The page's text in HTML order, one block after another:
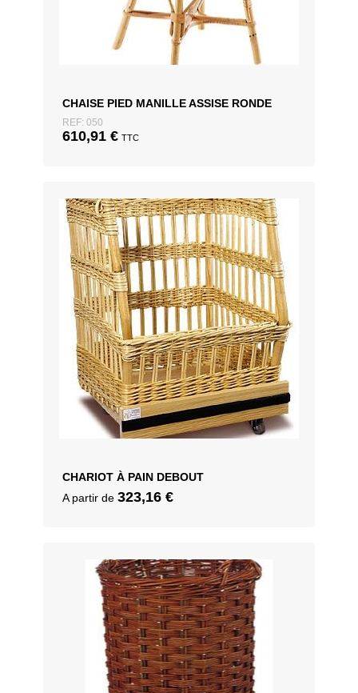
CHAISE PIED MANILLE ASSISE RONDE
REF: 050
610,91 € TTC
CHARIOT À PAIN DEBOUT
A partir de 323,16 €